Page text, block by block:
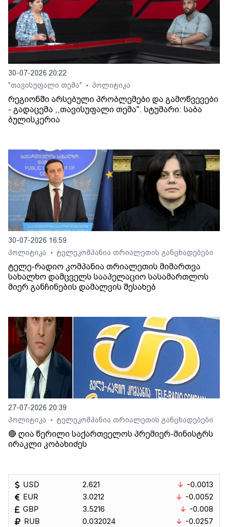
30-07-2026 20:22
"თავისუფალი თემა"
• პოლიტიკა
რეგიონში არსებული პრობლემები და გამოწვევები
- გადაცემა ,,თავისუფალი თემა". სტუმარი: საბა
ბულისკერია
30-07-2026 16:59
პოლიტიკა
• ტელეკომპანია თრიალეთის განცხადებები
ტელე-რადიო კომპანია თრიალეთის მიმართვა
სახალხო დამცველს სააპელაციო სასამართლოს
მიერ განჩინების დამალვის შესახებ
27-07-2026 20:39
პოლიტიკა
• ტელეკომპანია თრიალეთის განცხადებები
🔴 ღია წერილი საქართველოს პრემიერ-მინისტრს
ირაკლი კობახიძეს
USD
EUR
GBP
RUB
2.621
3.0212
3.5216
0.032024
-0.0013
-0.0052
-0.008
-0.0257